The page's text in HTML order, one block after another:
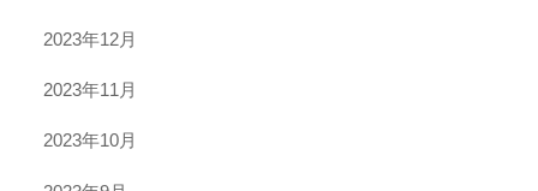
2023年12月
2023年11月
2023年10月